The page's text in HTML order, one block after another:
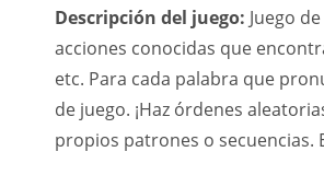
Descripción del juego: Juego
acciones conocidas que
etc. Para cada palabra que
de juego. ¡Haz órdenes
propios patrones o secuencias.